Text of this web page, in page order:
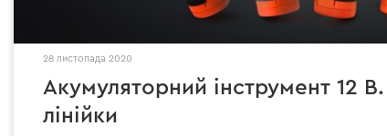
28 листопада 2020
Акумуляторний інструмент 12
лінійки